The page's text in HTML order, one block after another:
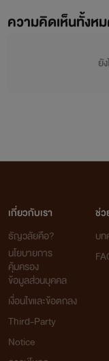
ความคิดเห็นทั้งห
ยั
เกี่ยวกับเรา
ธัญวลัยคือ?
นโยบายการ
คุ้มครอง
ข้อมูลส่วนบุคคล
เงื่อนไขและข้อตกลง
Third-Party
Notice
ช่ว
บ